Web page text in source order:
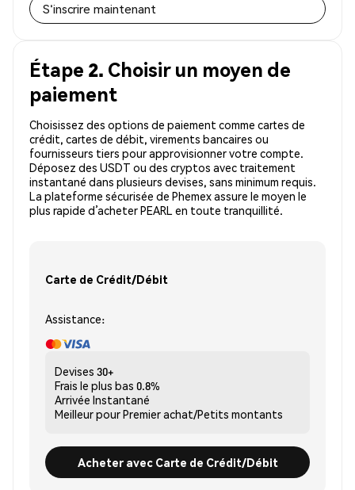
S'inscrire maintenant
Étape 2. Choisir un moyen de
paiement
Choisissez des options de paiement comme cartes de
crédit, cartes de débit, virements bancaires ou
fournisseurs tiers pour approvisionner votre compte.
Déposez des USDT ou des cryptos avec traitement
instantané dans plusieurs devises, sans minimum requis.
La plateforme sécurisée de Phemex assure le moyen le
plus rapide d’acheter PEARL en toute tranquillité.
Carte de Crédit/Débit
Assistance:
Devises 30+
Frais le plus bas 0.8%
Arrivée Instantané
Meilleur pourPremier achat/Petits montants
Acheter avec Carte de Crédit/Débit